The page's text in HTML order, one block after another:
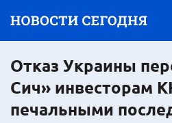
Отказ Украины
Сич» инвесторам
печальными